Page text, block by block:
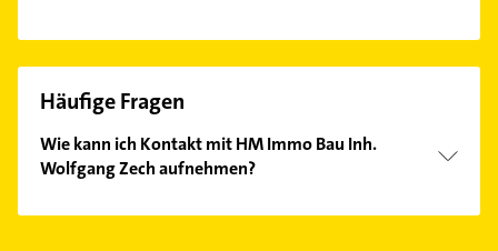
Häufige Fragen
Wie kann ich Kontakt mit HM Immo Bau Inh.
Wolfgang Zech aufnehmen?